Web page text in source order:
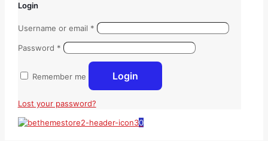
Login
Username or email *
Password *
Remember me Login
Lost your password?
0